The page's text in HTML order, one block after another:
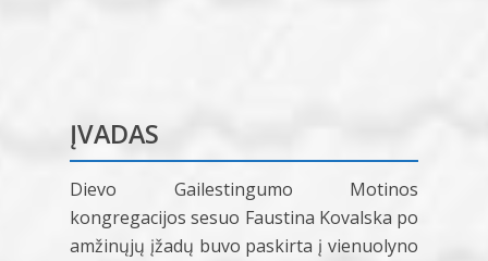
ĮVADAS
Dievo Gailestingumo Motinos
kongregacijos sesuo Faustina Kovalska po
amžinųjų įžadų buvo paskirta į vienuolyno